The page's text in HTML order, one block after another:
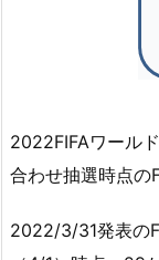
2022FIFAワール
合わせ抽選時点の
2022/3/31発表の